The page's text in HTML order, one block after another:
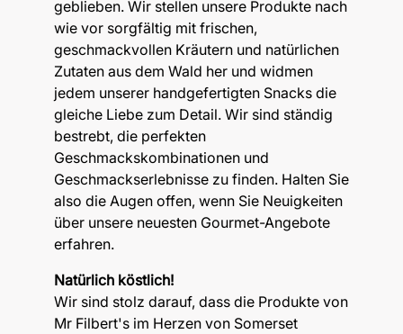
geblieben. Wir stellen unsere Produkte nach
wie vor sorgfältig mit frischen,
geschmackvollen Kräutern und natürlichen
Zutaten aus dem Wald her und widmen
jedem unserer handgefertigten Snacks die
gleiche Liebe zum Detail. Wir sind ständig
bestrebt, die perfekten
Geschmackskombinationen und
Geschmackserlebnisse zu finden. Halten Sie
also die Augen offen, wenn Sie Neuigkeiten
über unsere neuesten Gourmet-Angebote
erfahren.
Natürlich köstlich!
Wir sind stolz darauf, dass die Produkte von
Mr Filbert's im Herzen von Somerset